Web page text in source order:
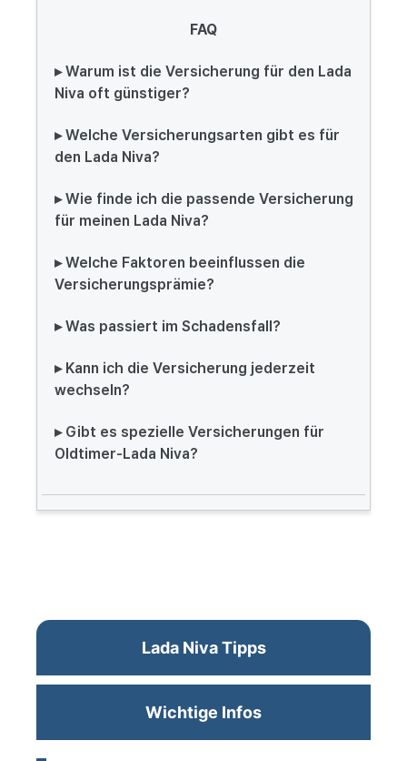
FAQ
▸ Warum ist die Versicherung für den Lada
Niva oft günstiger?
▸ Welche Versicherungsarten gibt es für
den Lada Niva?
▸ Wie finde ich die passende Versicherung
für meinen Lada Niva?
▸ Welche Faktoren beeinflussen die
Versicherungsprämie?
▸ Was passiert im Schadensfall?
▸ Kann ich die Versicherung jederzeit
wechseln?
▸ Gibt es spezielle Versicherungen für
Oldtimer-Lada Niva?
Lada Niva Tipps
Wichtige Infos